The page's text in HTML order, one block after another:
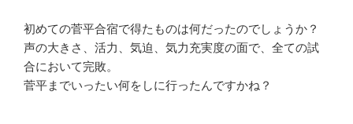
初めての菅平合宿で得たものは何だったのでしょうか？
声の大きさ、活力、気迫、気力充実度の面で、全ての試
合において完敗。
菅平までいったい何をしに行ったんですかね？